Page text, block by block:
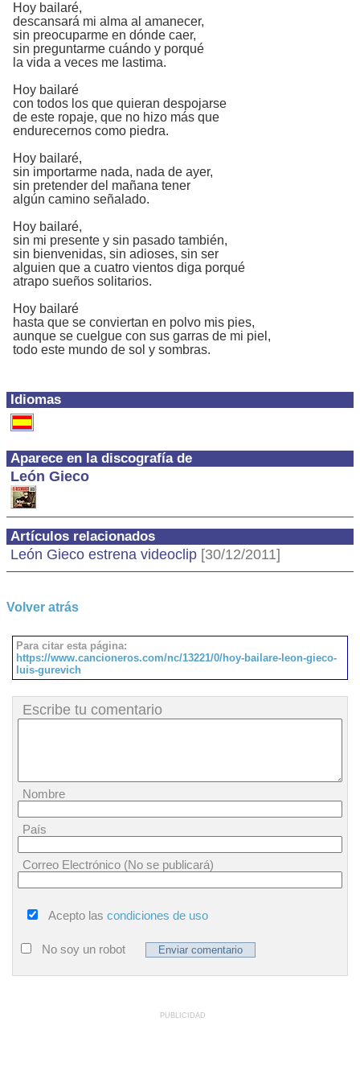
Idiomas
Aparece en la discografía de
León Gieco
Artículos relacionados
León Gieco estrena videoclip [30/12/2011]
Hoy bailaré,
descansará mi alma al amanecer,
sin preocuparme en dónde caer,
sin preguntarme cuándo y porqué
la vida a veces me lastima.
Hoy bailaré
con todos los que quieran despojarse
de este ropaje, que no hizo más que
endurecernos como piedra.
Hoy bailaré,
sin importarme nada, nada de ayer,
sin pretender del mañana tener
algún camino señalado.
Hoy bailaré,
sin mi presente y sin pasado también,
sin bienvenidas, sin adioses, sin ser
alguien que a cuatro vientos diga porqué
atrapo sueños solitarios.
Hoy bailaré
hasta que se conviertan en polvo mis pies,
aunque se cuelgue con sus garras de mi piel,
todo este mundo de sol y sombras.
Volver atrás
Para citar esta página:
https://www.cancioneros.com/nc/13221/0/hoy-bailare-leon-gieco-
luis-gurevich
Escribe tu comentario
Nombre
País
Correo Electrónico (No se publicará)
Acepto las condiciones de uso
No soy un robot
PUBLICIDAD